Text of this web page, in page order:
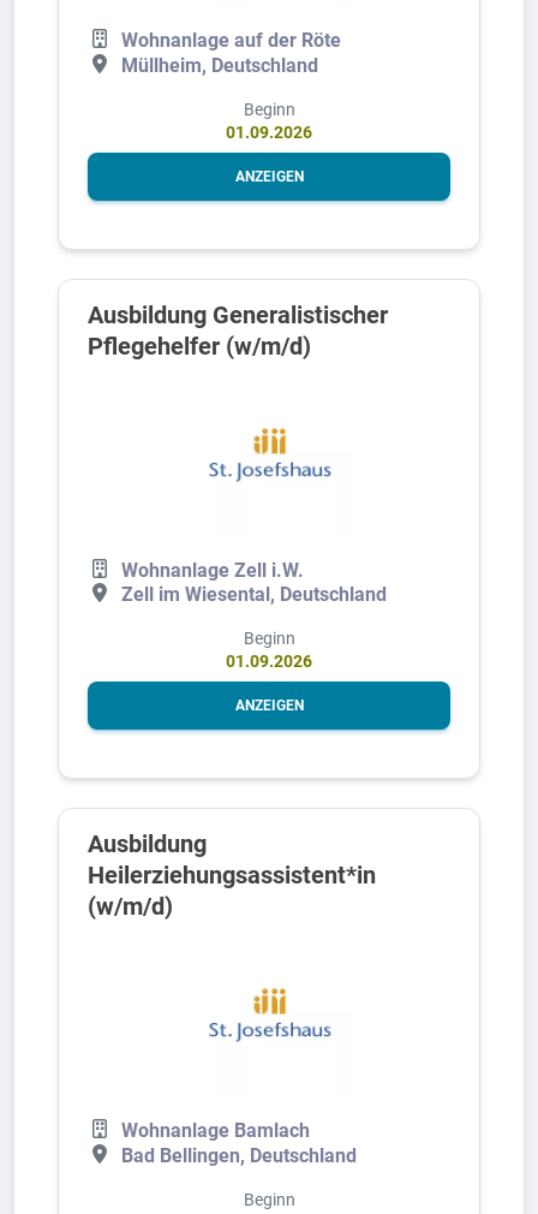
Wohnanlage auf der Röte
Müllheim, Deutschland
Beginn
01.09.2026
ANZEIGEN
Ausbildung Generalistischer
Pflegehelfer (w/m/d)
Wohnanlage Zell i.W.
Zell im Wiesental, Deutschland
Beginn
01.09.2026
ANZEIGEN
Ausbildung
Heilerziehungsassistent*in
(w/m/d)
Wohnanlage Bamlach
Bad Bellingen, Deutschland
Beginn